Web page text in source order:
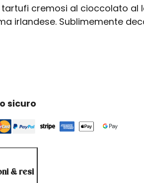
tartufi cremosi al cioccolato
irlandese. Sublimemente
sicuro
& resi